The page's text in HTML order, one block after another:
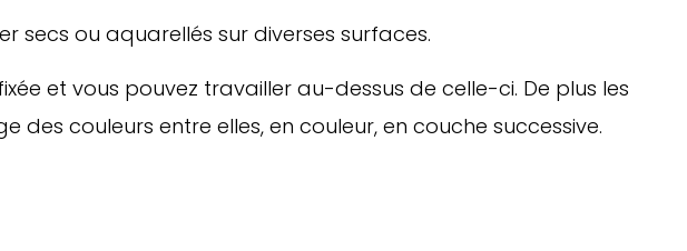
secs ou aquarellés sur diverses surfaces.
et vous pouvez travailler au-dessus de celle-ci. De plus les
couleurs entre elles, en couleur, en couche successive.